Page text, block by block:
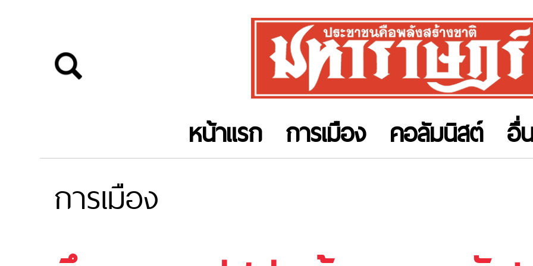
หน้าแรก การเมือง คอลัมนิสต์ อื่
การเมือง